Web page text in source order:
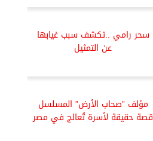
سحر رامي ..تكشف سبب غيابها
عن التمثيل
مؤلف ”صحاب الأرض” المسلسل
قصة حقيقة لأسرة تُعالج في مصر